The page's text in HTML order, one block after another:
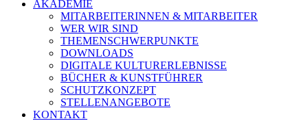
AKADEMIE
MITARBEITERINNEN & MITARBEITER
WER WIR SIND
THEMENSCHWERPUNKTE
DOWNLOADS
DIGITALE KULTURERLEBNISSE
BÜCHER & KUNSTFÜHRER
SCHUTZKONZEPT
STELLENANGEBOTE
KONTAKT